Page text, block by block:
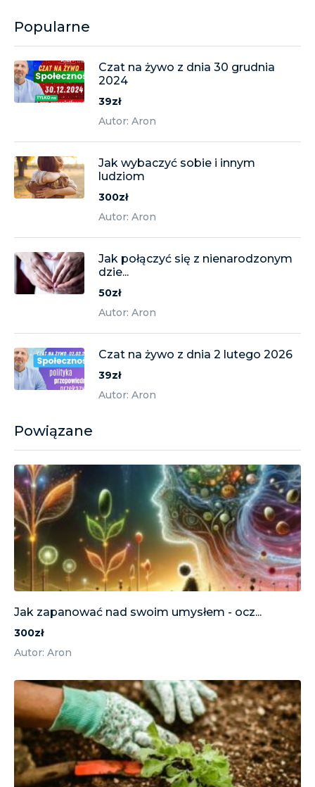
Powiązane
Jak zapanować nad swoim umysłem - ocz...
300zł
Autor: Aron
Popularne
Czat na żywo z dnia 30 grudnia
2024
39zł
Autor: Aron
Jak wybaczyć sobie i innym
ludziom
300zł
Autor: Aron
Jak połączyć się z nienarodzonym
dzie...
50zł
Autor: Aron
Czat na żywo z dnia 2 lutego 2026
39zł
Autor: Aron